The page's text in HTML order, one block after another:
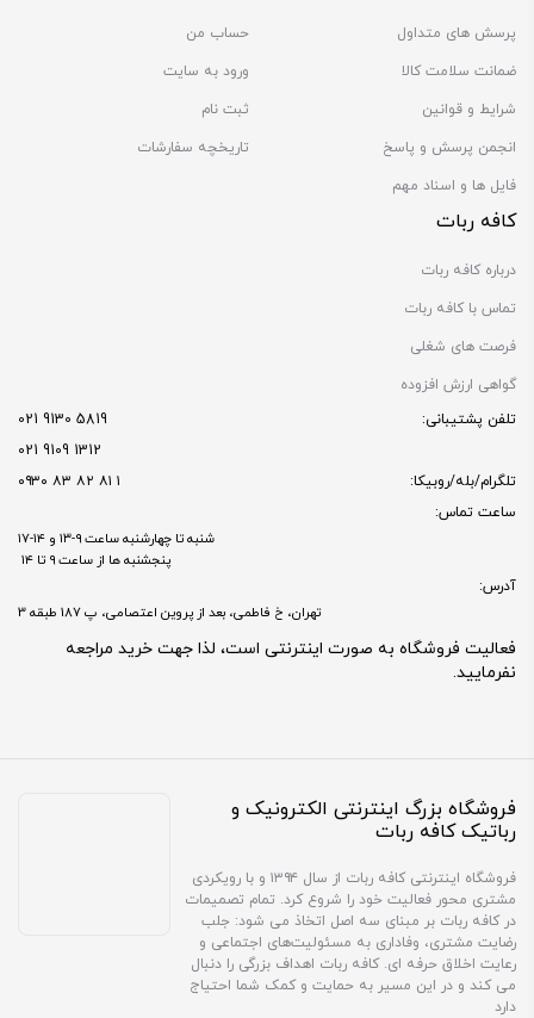
پرسش های متداول
ضمانت سلامت کالا
شرایط و قوانین
انجمن پرسش و پاسخ
فایل ها و اسناد مهم
حساب من
ورود به سایت
ثبت نام
تاریخچه سفارشات
کافه ربات
درباره کافه ربات
تماس با کافه ربات
فرصت های شغلی
گواهی ارزش افزوده
تلفن پشتیبانی:
5819 9130 021
1312 9109 021
تلگرام/بله/روبیکا:
۱ ۸۱ ۸۲ ۸۳ ۰۹۳۰
ساعت تماس:
شنبه تا چهارشنبه ساعت ۹-۱۳ و ۱۴-۱۷
پنجشنبه ها از ساعت ۹ تا ۱۴
آدرس:
تهران، خ فاطمی، بعد از پروین اعتصامی، پ 187 طبقه 3
فعالیت فروشگاه به صورت اینترنتی است، لذا جهت خرید مراجعه
نفرمایید.
فروشگاه بزرگ اینترنتی الکترونیک و
رباتیک کافه ربات
فروشگاه اینترنتی کافه ربات از سال ۱۳۹۴ و با رویکردی
مشتری محور فعالیت خود را شروع کرد. تمام تصمیمات
در کافه ربات بر مبنای سه اصل اتخاذ می شود: جلب
رضایت مشتری، وفاداری به مسئولیت‌های اجتماعی و
رعایت اخلاق حرفه ای. کافه ربات اهداف بزرگی را دنبال
می کند و در این مسیر به حمایت و کمک شما احتیاج
دارد